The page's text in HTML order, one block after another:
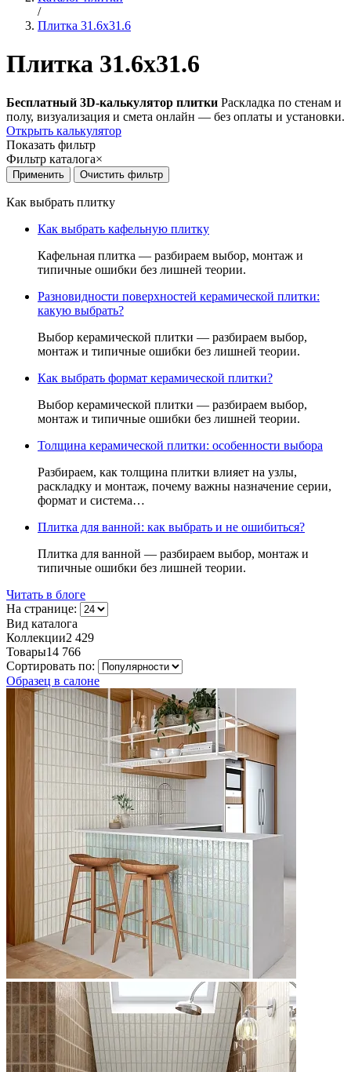
/
Плитка 31.6x31.6
Плитка 31.6x31.6
Бесплатный 3D-калькулятор плитки Раскладка по стенам и
полу, визуализация и смета онлайн — без оплаты и установки.
Открыть калькулятор
Показать фильтр
Фильтр каталога×
Как выбрать плитку
Как выбрать кафельную плитку
Кафельная плитка — разбираем выбор, монтаж и
типичные ошибки без лишней теории.
Разновидности поверхностей керамической плитки:
какую выбрать?
Выбор керамической плитки — разбираем выбор,
монтаж и типичные ошибки без лишней теории.
Как выбрать формат керамической плитки?
Выбор керамической плитки — разбираем выбор,
монтаж и типичные ошибки без лишней теории.
Толщина керамической плитки: особенности выбора
Разбираем, как толщина плитки влияет на узлы,
раскладку и монтаж, почему важны назначение серии,
формат и система…
Плитка для ванной: как выбрать и не ошибиться?
Плитка для ванной — разбираем выбор, монтаж и
типичные ошибки без лишней теории.
Читать в блоге
На странице:
Вид каталога
Коллекции2 429
Товары14 766
Сортировать по:
Образец в салоне